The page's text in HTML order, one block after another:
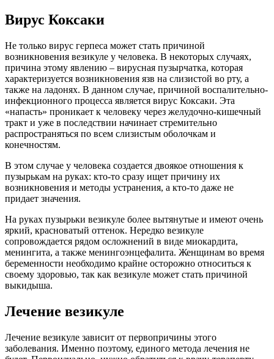
Вирус Коксаки
Не только вирус герпеса может стать причиной
возникновения везикуле у человека. В некоторых случаях,
причина этому явлению – вирусная пузырчатка, которая
характеризуется возникновения язв на слизистой во рту, а
также на ладонях. В данном случае, причиной воспалительно-
инфекционного процесса является вирус Коксаки. Эта
«напасть» проникает к человеку через желудочно-кишечный
тракт и уже в последствии начинает стремительно
распространяться по всем слизистым оболочкам и
конечностям.
В этом случае у человека создается двоякое отношения к
пузырькам на руках: кто-то сразу ищет причину их
возникновения и методы устранения, а кто-то даже не
придает значения.
На руках пузырьки везикуле более вытянутые и имеют очень
яркий, красноватый оттенок. Нередко везикуле
сопровождается рядом осложнений в виде миокардита,
менингита, а также менингоэнцефалита. Женщинам во время
беременности необходимо крайне осторожно относиться к
своему здоровью, так как везикуле может стать причиной
выкидыша.
Лечение везикуле
Лечение везикуле зависит от первопричины этого
заболевания. Именно поэтому, единого метода лечения не